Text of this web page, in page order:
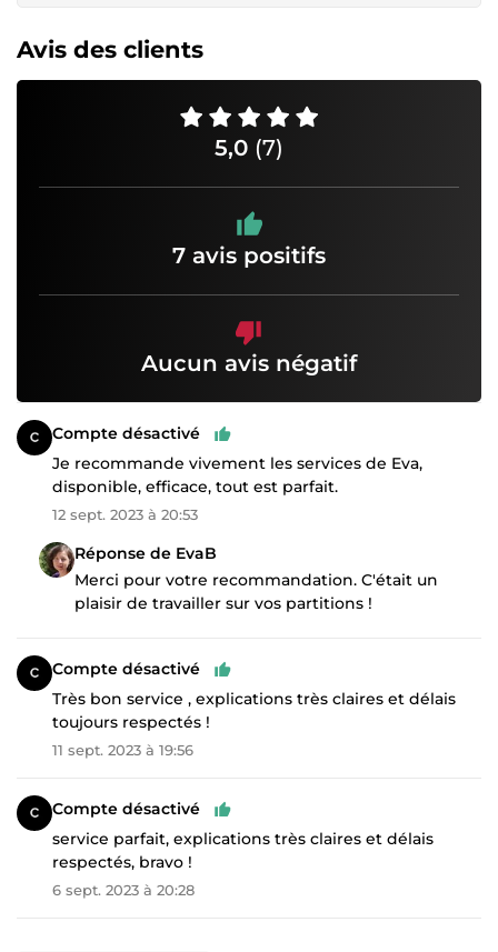
Avis des clients
5,0 (7)
7 avis positifs
Aucun avis négatif
Compte désactivé
Je recommande vivement les services de Eva,
disponible, efficace, tout est parfait.
12 sept. 2023 à 20:53
Réponse de EvaB
Merci pour votre recommandation. C'était un
plaisir de travailler sur vos partitions !
Compte désactivé
Très bon service , explications très claires et délais
toujours respectés !
11 sept. 2023 à 19:56
Compte désactivé
service parfait, explications très claires et délais
respectés, bravo !
6 sept. 2023 à 20:28